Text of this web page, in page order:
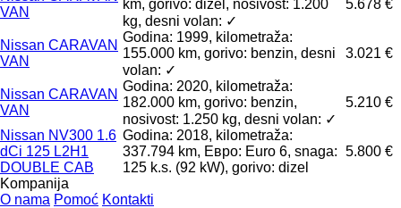
VAN
km, gorivo: dizel, nosivost: 1.200
kg, desni volan: ✓
5.678 €
Nissan CARAVAN
VAN
Godina: 1999, kilometraža:
155.000 km, gorivo: benzin, desni
volan: ✓
3.021 €
Nissan CARAVAN
VAN
Godina: 2020, kilometraža:
182.000 km, gorivo: benzin,
nosivost: 1.250 kg, desni volan: ✓
5.210 €
Nissan NV300 1.6
dCi 125 L2H1
DOUBLE CAB
Godina: 2018, kilometraža:
337.794 km, Евро: Euro 6, snaga:
125 k.s. (92 kW), gorivo: dizel
5.800 €
Kompanija
O nama Pomoć Kontakti